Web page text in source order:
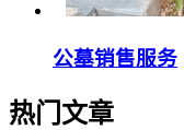
公墓销售服务
热门文章